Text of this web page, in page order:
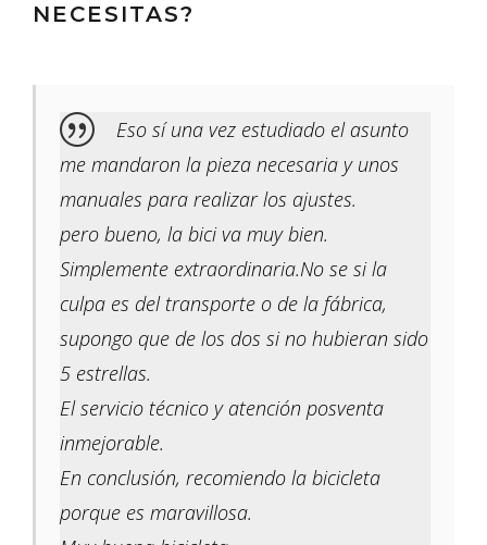
NECESITAS?
Eso sí una vez estudiado el asunto
me mandaron la pieza necesaria y unos
manuales para realizar los ajustes.
pero bueno, la bici va muy bien.
Simplemente extraordinaria.No se si la
culpa es del transporte o de la fábrica,
supongo que de los dos si no hubieran sido
5 estrellas.
El servicio técnico y atención posventa
inmejorable.
En conclusión, recomiendo la bicicleta
porque es maravillosa.